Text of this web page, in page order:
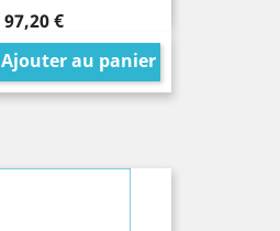
Prix
97,20 €
Ajouter au panier